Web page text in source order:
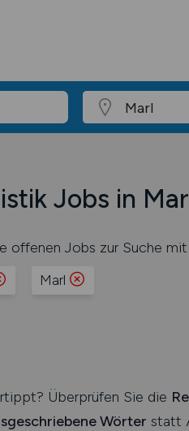
Jobs in
offenen Jobs zur Suche
Marl
Überprüfen Sie die
Wörter statt